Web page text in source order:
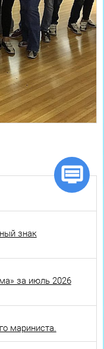
знак
за июль 2026
мариниста.